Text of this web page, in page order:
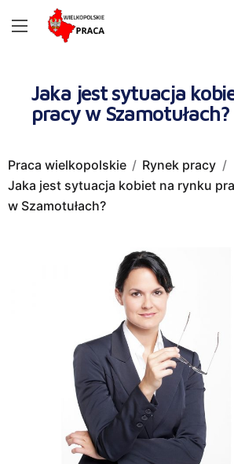
Jaka jest sytuacja
pracy w Szamotułach?
Praca wielkopolskie
Rynek pracy
Jaka jest sytuacja kobiet na rynku
w Szamotułach?